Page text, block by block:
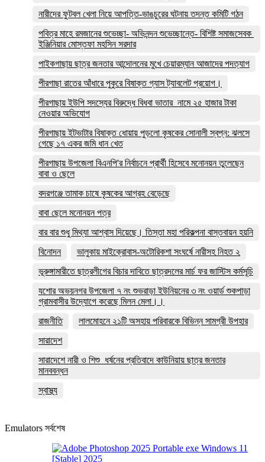
নারীদের ফুটবল খেলা নিয়ে আপত্তি-ভাঙচুরের ঘটনায় তদন্ত কমিটি গঠন
পবিত্র মাহে রমজানের শুভেচ্ছা- অভিনন্দন শুভেচ্ছান্তে- বিশিষ্ট সমাজসেবক
ইঞ্জিনিয়ার মোস্তফা মহসিন সরদার
পাইকগাছায় ছাত্র জনতার আন্দোলনের মুখে চেয়ারম্যান আজাদের পদত্যাগ
পীরগাছা রাতের আঁধারে পুকুরে বিষাক্ত গ্যাস ট্যাবলেট প্রয়োগ।
পীরগাছায় ইউপি সদস্যের বিরুদ্ধে বিধবা ভাতার নামে ২৫ হাজার টাকা
নেওয়ার অভিযোগ
পীরগাছায় ইটভাটার বিষাক্ত ধোয়ায় পুড়লো কৃষকের সোনালী স্বপ্ন: ঝলসে
গেছে ১৭ একর জমি ধান খেত
পীরগাছায় উপজেলা বিএনপি'র নির্বাচনে প্রার্থী হিসেবে মনোনয়ন তুলেছেন
বাবা ও ছেলে
বদরগঞ্জে তামাক চাষে কৃষকের আগ্রহ বেড়েছে
বাবা ছেলে মনোনয়ন পত্র
বার বার শুধু মিথ্যা আশ্বাস দিয়েছে। তিস্তা মহা পরিকল্পনা বাস্তবায়ন হয়নি
বিনোদন
ভালুকায় মাইক্রোবাস-অটোরিকশা সংঘর্ষে নারীসহ নিহত ২
ভূরুঙ্গামারীতে ছাত্রলীগের বিচার দাবিতে ছাত্রদলের মার্চ ফর জাস্টিস কর্মসূচি
যশোর অভয়নগর উপজেলা ৭ নং শুভরাড়া ইউনিয়নের ৩ নং ওয়ার্ড শুকপাড়া
গ্রামবাসীর উদ্যোগে করেছে মিলন মেলা।।
রাজনীতি
লালমোহনে ২১টি অসহায় পরিবারকে বিভিন্ন সামগ্রী উপহার
সারাদেশ
সারাদেশে নারী ও শিশু ধর্ষনের প্রতিবাদে কাউনিয়ায় ছাত্র জনতার
মানববন্ধন
স্বাস্থ্য
Emulators সর্বশেষ